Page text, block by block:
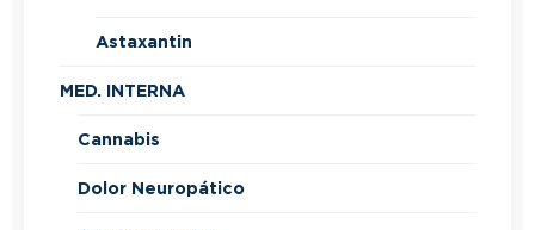
Astaxantin
MED. INTERNA
Cannabis
Dolor Neuropático